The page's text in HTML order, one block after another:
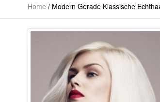
Home / Modern Gerade Klassische